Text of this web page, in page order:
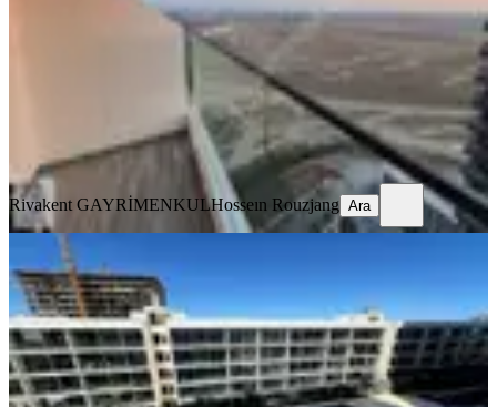
·70 m²· ·06.08.2026
Rivakent GAYRİMENKUL Hosseın Rouzjang
Ara
Rivakent GAYRİMENKULHosseın Rouzjang Ara
Kktc İskele Long Beach Grand
Saphire Satılık2+1 Daire Devirdahil
İskele, Merkez Mahallesi
2+1·114 m²·4. Kat·06.08.2026